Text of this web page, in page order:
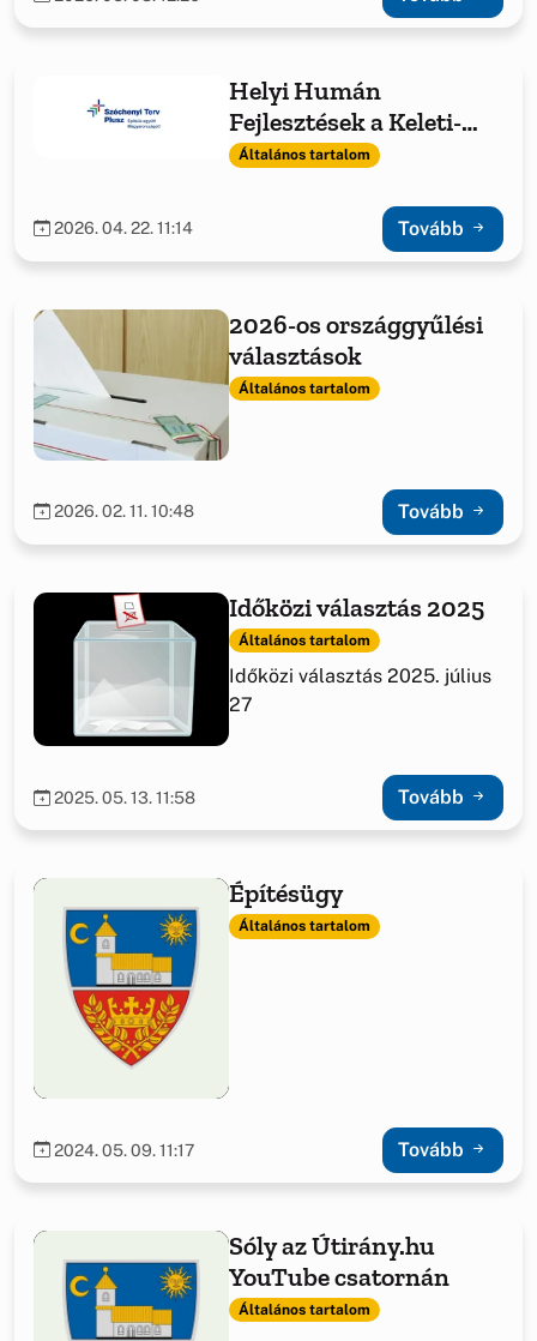
Helyi Humán
Fejlesztések a Keleti-
Bakony Térségében
Általános tartalom
2026. 04. 22. 11:14 Tovább
2026-os országgyűlési
választások
Általános tartalom
2026. 02. 11. 10:48 Tovább
Időközi választás 2025
Általános tartalom
Időközi választás 2025. július
27
2025. 05. 13. 11:58 Tovább
Építésügy
Általános tartalom
2024. 05. 09. 11:17 Tovább
Sóly az Útirány.hu
YouTube csatornán
Általános tartalom